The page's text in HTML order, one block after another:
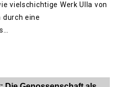
vielschichtige Werk Ulla von
durch eine